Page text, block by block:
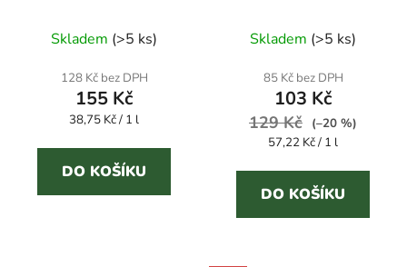
aviváž
hodnocení
produktu
je
5,0
z
5
hvězdiček.
Skladem (>5 ks)
128 Kč bez DPH
155 Kč
Měrná
38,75 Kč / 1 l
DO KOŠÍKU
Skladem (>5 ks)
85 Kč bez DPH
103 Kč
129 Kč
(–20 %)
Měrná
57,22 Kč / 1 l
DO KOŠÍKU